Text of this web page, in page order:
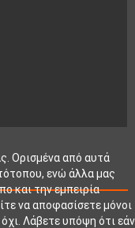
Ορισμένα από αυτά
ενώ άλλα μας
και την εμπειρία
να αποφασίσετε μόνοι
Λάβετε υπόψη ότι εάν